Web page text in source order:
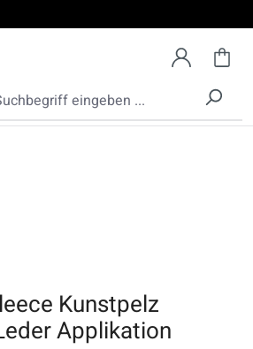
Kunstpelz
Applikation